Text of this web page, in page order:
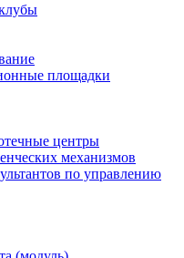
площадки
центры
механизмов
по управлению